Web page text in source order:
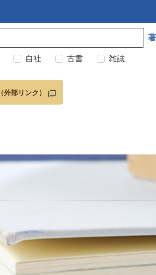
自社 古書 雑誌
（外部リンク）